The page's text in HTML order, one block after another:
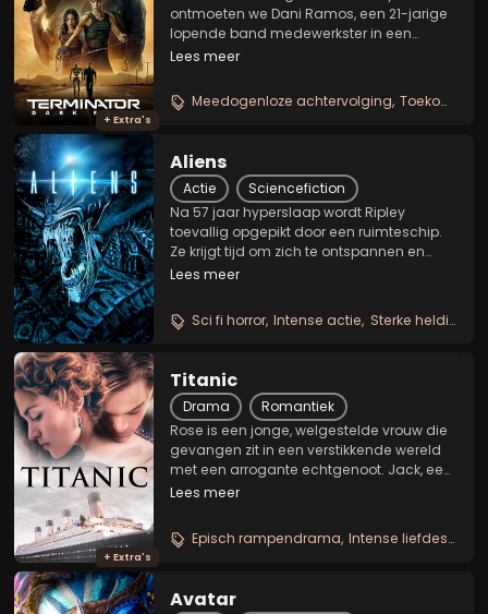
+ Extra's
ontmoeten we Dani Ramos, een 21-jarige
lopende band medewerkster in een
autofabriek. Op wat op een typische
z'n kop gezet wanneer ze wordt
geconfronteerd met twee vreemden:...
Lees meer
Meedogenloze achtervolging Toekomstoorlog met machines
Aliens
Actie
Sciencefiction
Na 57 jaar hyperslaap wordt Ripley
toevallig opgepikt door een ruimteschip.
Ze krijgt tijd om zich te ontspannen en
hoopt dat de nachtmerrie met het
eindelijk voorbij is. Helaas heeft een
kolonie terraformers...
Lees meer
Sci fi horror Intense actie Sterke heldin
+ Extra's
Titanic
Drama
Romantiek
Rose is een jonge, welgestelde vrouw die
gevangen zit in een verstikkende wereld
met een arrogante echtgenoot. Jack, een
charmante, ruimdenkende artiest, steelt
het schip R.M.S. Titanic. Wanneer het
schip...
Lees meer
Episch rampendrama Intense liefdesgeschiedenis
Avatar